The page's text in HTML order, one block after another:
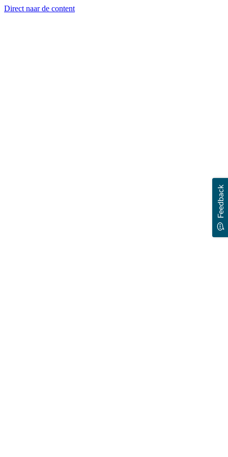
Direct naar de content
Feedback